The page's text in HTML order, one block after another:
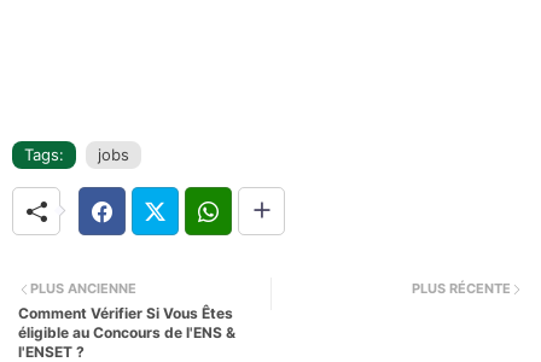
Tags: jobs
PLUS RÉCENTE
PLUS ANCIENNE
Comment Vérifier Si Vous Êtes
éligible au Concours de l'ENS &
l'ENSET ?